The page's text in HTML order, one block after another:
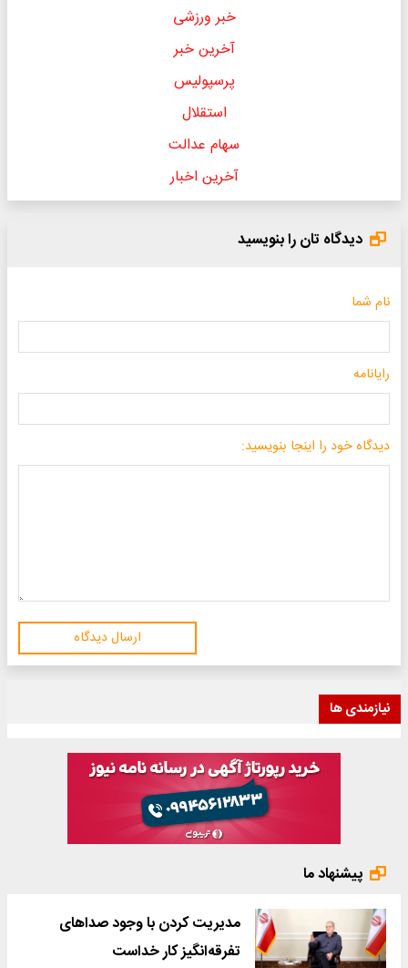
خبر ورزشی
آخرین خبر
پرسپولیس
استقلال
سهام عدالت
آخرین اخبار
دیدگاه تان را بنویسید
نام شما
رایانامه
دیدگاه خود را اینجا بنویسید:
ارسال دیدگاه
نیازمندی ها
پیشنهاد ما
مدیریت کردن با وجود صداهای
تفرقه‌انگیز کار خداست